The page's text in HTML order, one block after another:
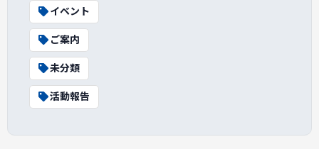
イベント
ご案内
未分類
活動報告